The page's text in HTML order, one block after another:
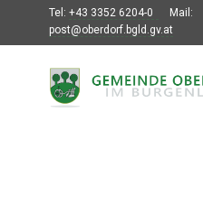
Tel: +43 3352 6204-0
Mail:
post@oberdorf.bgld.gv.at
Willkommen